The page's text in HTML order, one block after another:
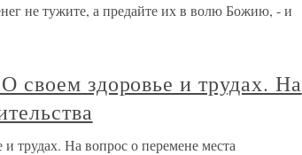
не тужите, а предайте их в волю Божию, - и
своем здоровье и трудах. На
трудах. На вопрос о перемене места